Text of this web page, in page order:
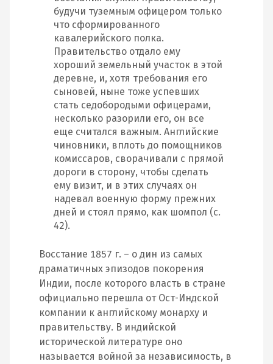
будучи туземным офицером только
что сформированного
кавалерийского полка.
Правительство отдало ему
хороший земельный участок в этой
деревне, и, хотя требования его
сыновей, ныне тоже успевших
стать седобородыми офицерами,
несколько разорили его, он все
еще считался важным. Английские
чиновники, вплоть до помощников
комиссаров, сворачивали с прямой
дороги в сторону, чтобы сделать
ему визит, и в этих случаях он
надевал военную форму прежних
дней и стоял прямо, как шомпол (с.
42).
Восстание 1857 г. – о дин из самых
драматичных эпизодов покорения
Индии, после которого власть в стране
официально перешла от Ост‐Индской
компании к английскому монарху и
правительству. В индийской
исторической литературе оно
называется войной за независимость, в